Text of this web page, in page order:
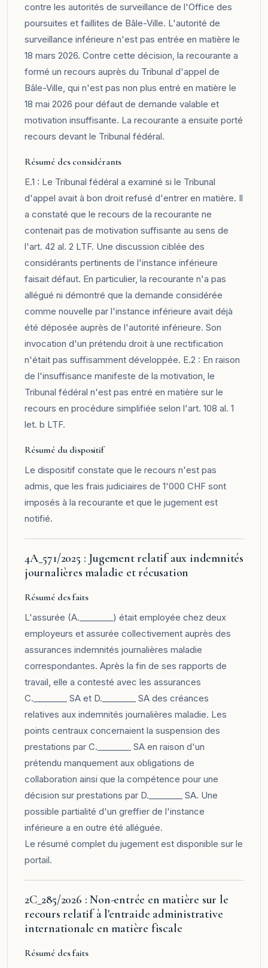
contre les autorités de surveillance de l'Office des
poursuites et faillites de Bâle-Ville. L'autorité de
surveillance inférieure n'est pas entrée en matière le
18 mars 2026. Contre cette décision, la recourante a
formé un recours auprès du Tribunal d'appel de
Bâle-Ville, qui n'est pas non plus entré en matière le
18 mai 2026 pour défaut de demande valable et
motivation insuffisante. La recourante a ensuite porté
recours devant le Tribunal fédéral.
Résumé des considérants
E.1 : Le Tribunal fédéral a examiné si le Tribunal
d'appel avait à bon droit refusé d'entrer en matière. Il
a constaté que le recours de la recourante ne
contenait pas de motivation suffisante au sens de
l'art. 42 al. 2 LTF. Une discussion ciblée des
considérants pertinents de l'instance inférieure
faisait défaut. En particulier, la recourante n'a pas
allégué ni démontré que la demande considérée
comme nouvelle par l'instance inférieure avait déjà
été déposée auprès de l'autorité inférieure. Son
invocation d'un prétendu droit à une rectification
n'était pas suffisamment développée. E.2 : En raison
de l'insuffisance manifeste de la motivation, le
Tribunal fédéral n'est pas entré en matière sur le
recours en procédure simplifiée selon l'art. 108 al. 1
let. b LTF.
Résumé du dispositif
Le dispositif constate que le recours n'est pas
admis, que les frais judiciaires de 1'000 CHF sont
imposés à la recourante et que le jugement est
notifié.
4A_571/2025 : Jugement relatif aux indemnités
journalières maladie et récusation
Résumé des faits
L'assurée (A.________) était employée chez deux
employeurs et assurée collectivement auprès des
assurances indemnités journalières maladie
correspondantes. Après la fin de ses rapports de
travail, elle a contesté avec les assurances
C.________ SA et D.________ SA des créances
relatives aux indemnités journalières maladie. Les
points centraux concernaient la suspension des
prestations par C.________ SA en raison d'un
prétendu manquement aux obligations de
collaboration ainsi que la compétence pour une
décision sur prestations par D.________ SA. Une
possible partialité d'un greffier de l'instance
inférieure a en outre été alléguée.
Le résumé complet du jugement est disponible sur le
portail.
2C_285/2026 : Non-entrée en matière sur le
recours relatif à l'entraide administrative
internationale en matière fiscale
Résumé des faits